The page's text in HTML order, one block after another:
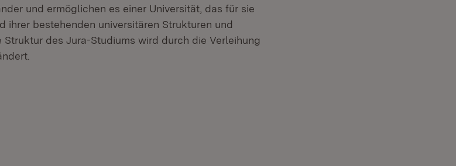
und ermöglichen es einer Universität, das für sie
ihrer bestehenden universitären Strukturen und
Struktur des Jura-Studiums wird durch die Verleihung